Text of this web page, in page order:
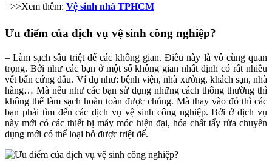
=>>Xem thêm: Vệ sinh nhà TPHCM
Ưu điểm của dịch vụ vệ sinh công nghiệp?
– Làm sạch sâu triệt để các không gian. Điều này là vô cùng quan
trọng. Bởi như các bạn ở một số không gian nhất định có rất nhiều
vết bẩn cứng đầu. Ví dụ như: bệnh viện, nhà xưởng, khách sạn, nhà
hàng… Mà nếu như các bạn sử dụng những cách thông thường thì
không thể làm sạch hoàn toàn được chúng. Mà thay vào đó thì các
bạn phải tìm đến các dịch vụ vệ sinh công nghiệp. Bởi ở dịch vụ
này mới có các thiết bị máy móc hiện đại, hóa chất tẩy rửa chuyên
dụng mới có thể loại bỏ được triệt để.